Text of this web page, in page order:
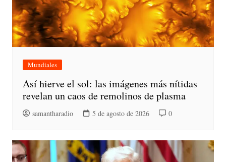
Mundiales
Así hierve el sol: las imágenes más nítidas
revelan un caos de remolinos de plasma
samantharadio 5 de agosto de 2026 0